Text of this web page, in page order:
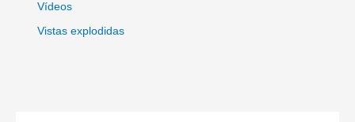
Vídeos
Vistas explodidas